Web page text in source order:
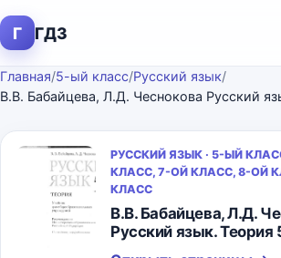
Г ГДЗ
Главная/5-ый класс/Русский язык/
РУССКИЙ ЯЗЫК · 5-ЫЙ
КЛАСС, 7-ОЙ КЛАСС, 8-ОЙ
КЛАСС
В.В. Бабайцева, Л.Д.
Русский язык. Теория